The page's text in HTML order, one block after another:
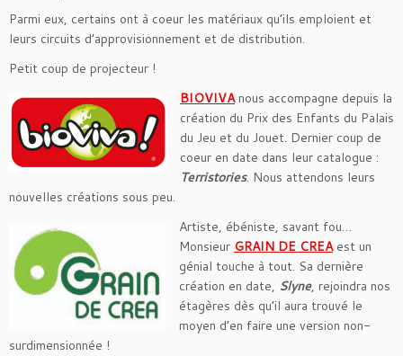
Parmi eux, certains ont à coeur les matériaux qu’ils emploient et
leurs circuits d’approvisionnement et de distribution.
Petit coup de projecteur !
BIOVIVA nous accompagne depuis la
création du Prix des Enfants du Palais
du Jeu et du Jouet. Dernier coup de
coeur en date dans leur catalogue :
Terristories. Nous attendons leurs
nouvelles créations sous peu.
Artiste, ébéniste, savant fou…
Monsieur GRAIN DE CREAest un
génial touche à tout. Sa dernière
création en date, Slyne, rejoindra nos
étagères dès qu’il aura trouvé le
moyen d’en faire une version non-
surdimensionnée !